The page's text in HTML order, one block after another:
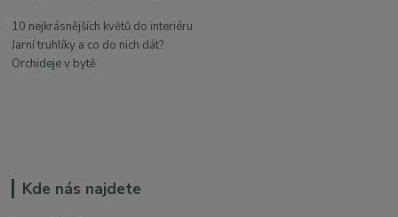
10 nejkrásnějších květů do interiéru
Jarní truhlíky a co do nich dát?
Orchideje v bytě
Kde nás najdete